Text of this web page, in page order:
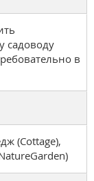
садоводу
в
(Cottage),